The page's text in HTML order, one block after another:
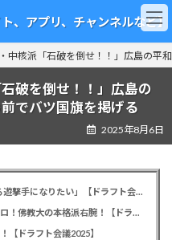
、アプリ、チャンネルなど】
中核派「石破を倒せ！！」広島の平
破を倒せ！！」広島の
でバツ国旗を掲げる
2025年8月6日
カープドラ6西川篤夢！「日本を代表する遊撃手になりたい」【ドラフト会議2025】
カープドラ5赤木晴哉！191cm最速153キロ！佛教大の本格派右腕！【ドラフト会議2025】
【ドラフト会議2025】